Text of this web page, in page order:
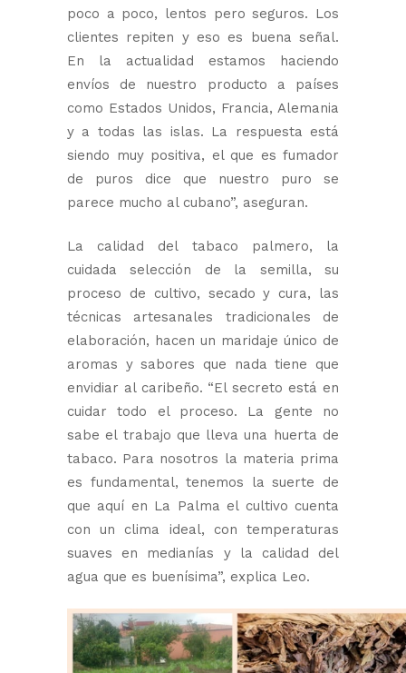
poco a poco, lentos pero seguros. Los
clientes repiten y eso es buena señal.
En la actualidad estamos haciendo
envíos de nuestro producto a países
como Estados Unidos, Francia, Alemania
y a todas las islas. La respuesta está
siendo muy positiva, el que es fumador
de puros dice que nuestro puro se
parece mucho al cubano”, aseguran.
La calidad del tabaco palmero, la
cuidada selección de la semilla, su
proceso de cultivo, secado y cura, las
técnicas artesanales tradicionales de
elaboración, hacen un maridaje único de
aromas y sabores que nada tiene que
envidiar al caribeño. “El secreto está en
cuidar todo el proceso. La gente no
sabe el trabajo que lleva una huerta de
tabaco. Para nosotros la materia prima
es fundamental, tenemos la suerte de
que aquí en La Palma el cultivo cuenta
con un clima ideal, con temperaturas
suaves en medianías y la calidad del
agua que es buenísima”, explica Leo.